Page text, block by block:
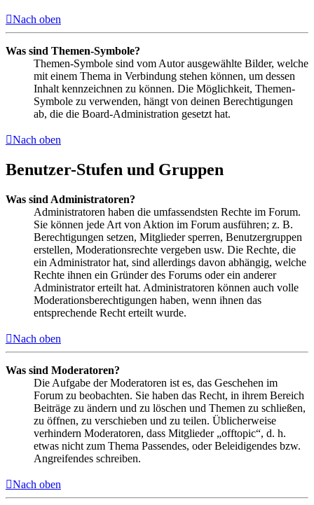
Nach oben
Was sind Themen-Symbole?
Themen-Symbole sind vom Autor ausgewählte Bilder, welche
mit einem Thema in Verbindung stehen können, um dessen
Inhalt kennzeichnen zu können. Die Möglichkeit, Themen-
Symbole zu verwenden, hängt von deinen Berechtigungen
ab, die die Board-Administration gesetzt hat.
Nach oben
Benutzer-Stufen und Gruppen
Was sind Administratoren?
Administratoren haben die umfassendsten Rechte im Forum.
Sie können jede Art von Aktion im Forum ausführen; z. B.
Berechtigungen setzen, Mitglieder sperren, Benutzergruppen
erstellen, Moderationsrechte vergeben usw. Die Rechte, die
ein Administrator hat, sind allerdings davon abhängig, welche
Rechte ihnen ein Gründer des Forums oder ein anderer
Administrator erteilt hat. Administratoren können auch volle
Moderationsberechtigungen haben, wenn ihnen das
entsprechende Recht erteilt wurde.
Nach oben
Was sind Moderatoren?
Die Aufgabe der Moderatoren ist es, das Geschehen im
Forum zu beobachten. Sie haben das Recht, in ihrem Bereich
Beiträge zu ändern und zu löschen und Themen zu schließen,
zu öffnen, zu verschieben und zu teilen. Üblicherweise
verhindern Moderatoren, dass Mitglieder „offtopic“, d. h.
etwas nicht zum Thema Passendes, oder Beleidigendes bzw.
Angreifendes schreiben.
Nach oben